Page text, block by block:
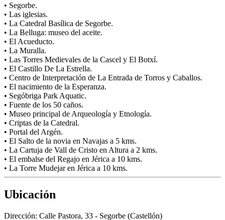
• Segorbe.
• Las iglesias.
• La Catedral Basílica de Segorbe.
• La Belluga: museo del aceite.
• El Acueducto.
• La Muralla.
• Las Torres Medievales de la Cascel y El Botxí.
• El Castillo De La Estrella.
• Centro de Interpretación de La Entrada de Torros y Caballos.
• El nacimiento de la Esperanza.
• Segóbriga Park Aquatic.
• Fuente de los 50 caños.
• Museo principal de Arqueología y Etnología.
• Criptas de la Catedral.
• Portal del Argén.
• El Salto de la novia en Navajas a 5 kms.
• La Cartuja de Vall de Cristo en Altura a 2 kms.
• El embalse del Regajo en Jérica a 10 kms.
• La Torre Mudejar en Jérica a 10 kms.
Ubicación
Dirección: Calle Pastora, 33 - Segorbe (Castellón)